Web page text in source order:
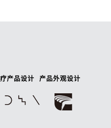
产品设计 产品外观设计